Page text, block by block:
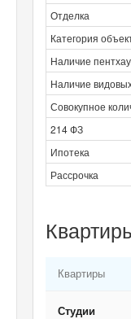
Отделка
Категория
Наличие
Наличие
Совокупное
214 ФЗ
Ипотека
Рассрочка
Квартиры
Студии